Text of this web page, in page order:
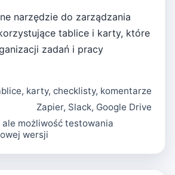
narzędzie do zarządzania
tablice i karty, które
zadań i pracy
karty, checklisty, komentarze
Zapier, Slack, Google Drive
ale możliwość testowania
wersji